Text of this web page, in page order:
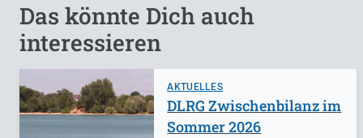
Das könnte Dich auch
interessieren
AKTUELLES
DLRG Zwischenbilanz im
Sommer 2026